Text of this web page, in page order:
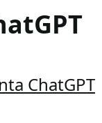
ChatGPT